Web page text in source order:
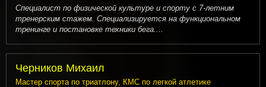
Специалист по физической культуре и спорту с 7-летним
тренерским стажем. Специализируется на функциональном
тренинге и постановке техники бега....
Черников Михаил
Мастер спорта по триатлону, КМС по легкой атлетике